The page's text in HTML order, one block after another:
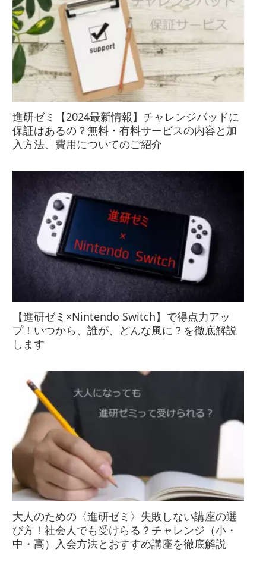
進研ゼミ【2024最新情報】チャレンジパッドに
保証はあるの？無料・有料サービスの内容と加
入方法、費用についてのご紹介
【進研ゼミ×Nintendo Switch】で得点力アッ
プ！いつから、誰が、どんな風に？を徹底解説
します
大人のための〈進研ゼミ〉失敗しない講座の選
び方！社会人でも受けらる？チャレンジ（小・
中・高）入会方法とおすすめ講座を徹底解説